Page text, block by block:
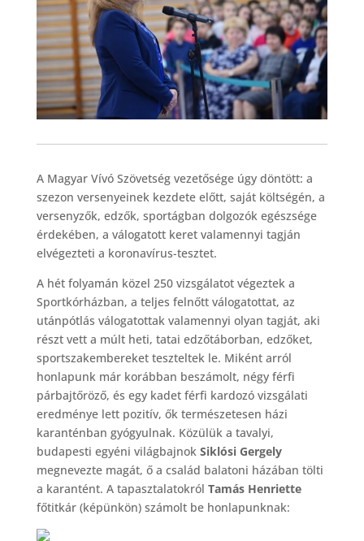
A Magyar Vívó Szövetség vezetősége úgy döntött: a
szezon versenyeinek kezdete előtt, saját költségén, a
versenyzők, edzők, sportágban dolgozók egészsége
érdekében, a válogatott keret valamennyi tagján
elvégezteti a koronavírus-tesztet.
A hét folyamán közel 250 vizsgálatot végeztek a
Sportkórházban, a teljes felnőtt válogatottat, az
utánpótlás válogatottak valamennyi olyan tagját, aki
részt vett a múlt heti, tatai edzőtáborban, edzőket,
sportszakembereket teszteltek le. Miként arról
honlapunk már korábban beszámolt, négy férfi
párbajtőröző, és egy kadet férfi kardozó vizsgálati
eredménye lett pozitív, ők természetesen házi
karanténban gyógyulnak. Közülük a tavalyi,
budapesti egyéni világbajnok Siklósi Gergely
megnevezte magát, ő a család balatoni házában tölti
a karantént. A tapasztalatokról Tamás Henriette
főtitkár (képünkön) számolt be honlapunknak: